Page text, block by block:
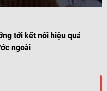
tới kết nối hiệu quả
ngoài